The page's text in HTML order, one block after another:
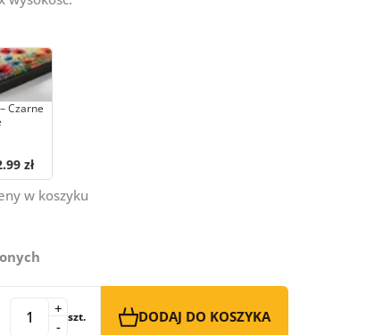
Czarne
zł
w koszyku
-
+ szt. DODAJ DO KOSZYKA